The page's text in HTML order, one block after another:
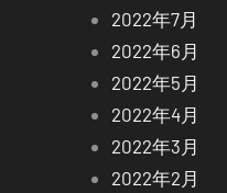
2022年7月
2022年6月
2022年5月
2022年4月
2022年3月
2022年2月